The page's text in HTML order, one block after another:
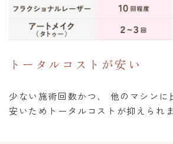
トータルコストが安い
少ない施術回数かつ、 他のマシンに
安いためトータルコストが抑えられま